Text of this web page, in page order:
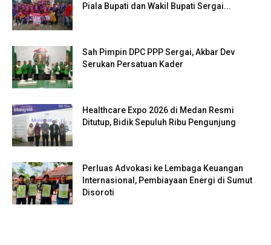
Piala Bupati dan Wakil Bupati Sergai...
Sah Pimpin DPC PPP Sergai, Akbar Dev
Serukan Persatuan Kader
Healthcare Expo 2026 di Medan Resmi
Ditutup, Bidik Sepuluh Ribu Pengunjung
Perluas Advokasi ke Lembaga Keuangan
Internasional, Pembiayaan Energi di Sumut
Disoroti